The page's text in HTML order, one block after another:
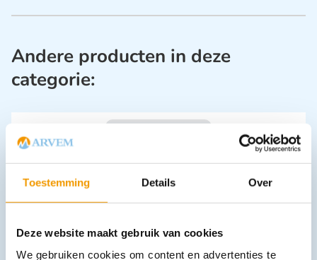
Toestemming Details Over
Deze website maakt gebruik van cookies
We gebruiken cookies om content en advertenties te
Andere producten in deze
categorie:
IJsverband 10 cm x 3,2 m